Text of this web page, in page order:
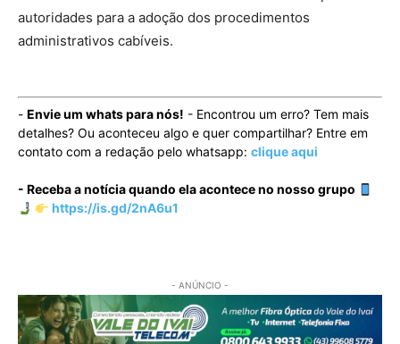
autoridades para a adoção dos procedimentos
administrativos cabíveis.
- Envie um whats para nós! - Encontrou um erro? Tem mais
detalhes? Ou aconteceu algo e quer compartilhar? Entre em
contato com a redação pelo whatsapp: clique aqui
- Receba a notícia quando ela acontece no nosso grupo
https://is.gd/2nA6u1
- ANÚNCIO -